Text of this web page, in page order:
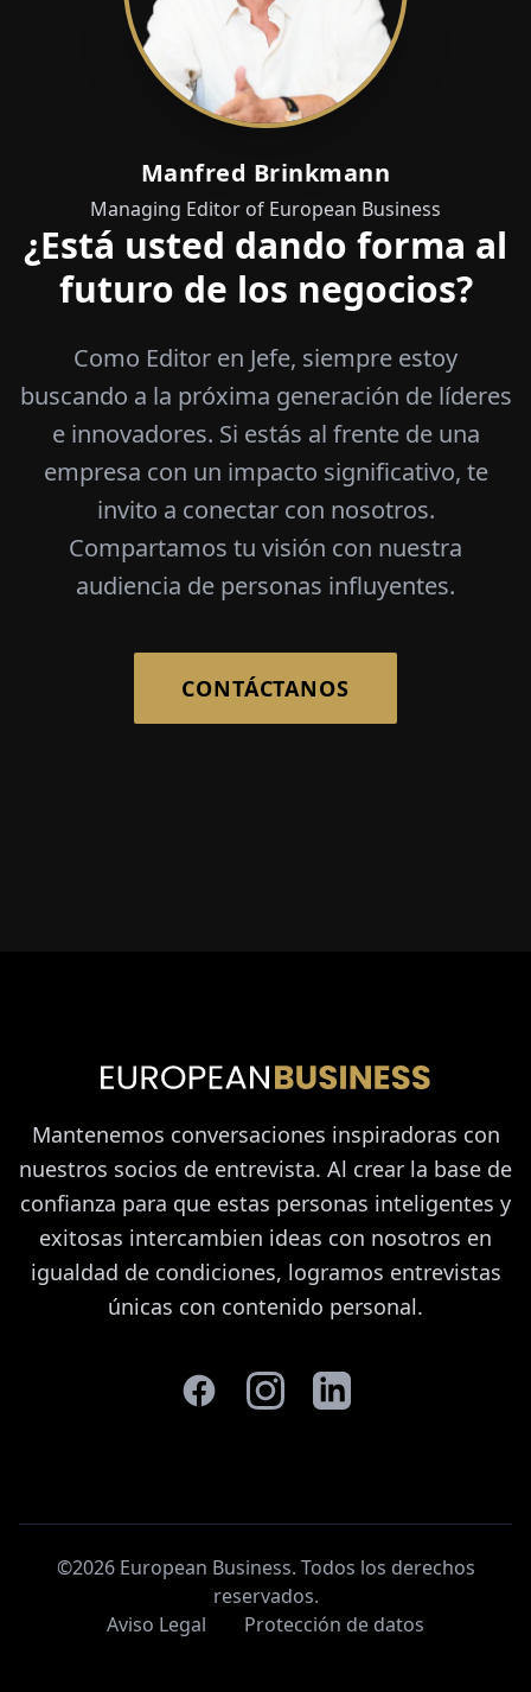
Manfred Brinkmann
Managing Editor of European Business
¿Está usted dando forma al
futuro de los negocios?
Como Editor en Jefe, siempre estoy
buscando a la próxima generación de líderes
e innovadores. Si estás al frente de una
empresa con un impacto significativo, te
invito a conectar con nosotros.
Compartamos tu visión con nuestra
audiencia de personas influyentes.
CONTÁCTANOS
Mantenemos conversaciones inspiradoras con
nuestros socios de entrevista. Al crear la base de
confianza para que estas personas inteligentes y
exitosas intercambien ideas con nosotros en
igualdad de condiciones, logramos entrevistas
únicas con contenido personal.
©2026 European Business. Todos los derechos
reservados.
Aviso Legal
Protección de datos